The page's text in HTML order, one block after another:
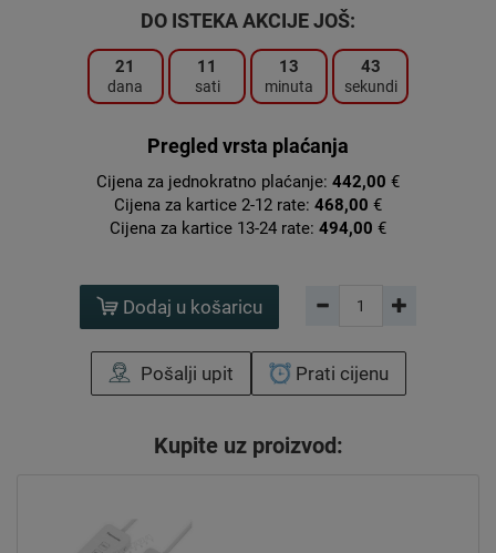
DO ISTEKA AKCIJE JOŠ:
21
dana
11
sati
13
minuta
42
sekundi
Pregled vrsta plaćanja
Cijena za jednokratno plaćanje: 442,00 €
Cijena za kartice 2-12 rate: 468,00 €
Cijena za kartice 13-24 rate: 494,00 €
Dodaj u košaricu
Pošalji upit Prati cijenu
Kupite uz proizvod: